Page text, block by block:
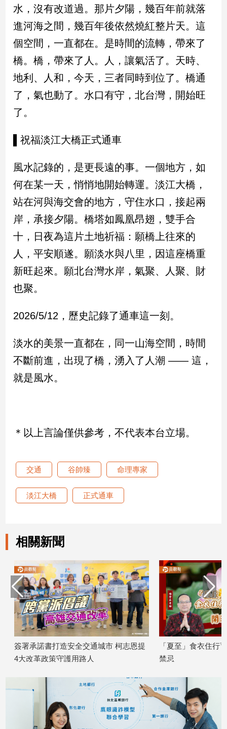
水，沒有改道過。那片夕陽，幾百年前就落
進河海之間，幾百年後依然燒紅整片天。這
個空間，一直都在。是時間的流轉，帶來了
橋。橋，帶來了人。人，讓氣活了。天時、
地利、人和，今天，三者同時到位了。橋通
了，氣也動了。水口有守，北台灣，開始旺
了。
▌祝福淡江大橋正式通車
風水記錄的，是更長遠的事。一個地方，如
何在某一天，悄悄地開始轉運。淡江大橋，
站在河與海交會的地方，守住水口，接起兩
岸，承接夕陽。橋塔如鳳凰昂翅，雙手合
十，日夜為這片土地祈福：願橋上往來的
人，平安順遂。願淡水與八里，因這座橋重
新旺起來。願北台灣水岸，氣聚、人聚、財
也聚。
2026/5/12，歷史記錄了通車這一刻。
淡水的美景一直都在，同一山海空間，時間
不斷前進，出現了橋，湧入了人潮 —— 這，
就是風水。
＊以上言論僅供參考，不代表本台立場。
交通 谷帥臻 命理專家
淡江大橋 正式通車
相關新聞
簽署承諾書打造安全交通城市 柯志恩提
4大改革政策守護用路人
「夏至」食衣住行育
禁忌